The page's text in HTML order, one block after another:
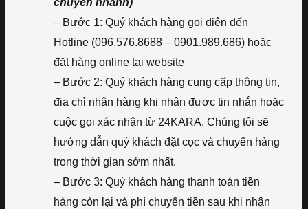
chuyển nhanh)
– Bước 1: Quý khách hàng gọi điện đến
Hotline (096.576.8688 – 0901.989.686) hoặc
đặt hàng online tại website
– Bước 2: Quý khách hàng cung cấp thông tin,
địa chỉ nhận hàng khi nhận được tin nhắn hoặc
cuộc gọi xác nhận từ 24KARA. Chúng tôi sẽ
hướng dẫn quý khách đặt cọc và chuyển hàng
trong thời gian sớm nhất.
– Bước 3: Quý khách hàng thanh toán tiền
hàng còn lại và phí chuyển tiền sau khi nhận